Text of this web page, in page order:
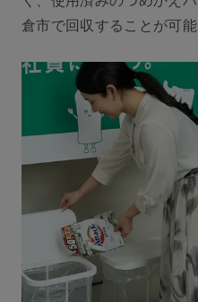
倉市で回収することが可能